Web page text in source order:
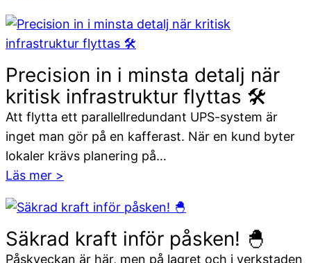
du
skillnaden
mellan
UPS
och
reservkraft?
Precision in i minsta detalj när
kritisk infrastruktur flyttas 🛠️
Att flytta ett parallellredundant UPS-system är
inget man gör på en kafferast. När en kund byter
lokaler krävs planering på…
Läs mer >
in
i
minsta
Säkrad kraft inför påsken! 🐣
Påskveckan är här, men på lagret och i verkstaden